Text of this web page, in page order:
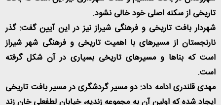
تاریخی از سکنه اصلی خود خالی نشود.
شهردار بافت تاریخی و فرهنگی شیراز نیز در این آیین گفت: گذر
نارنجستان از مسیرهای با اهمیت تاریخی و فرهنگی شهر شیراز
است که بناها و مسیرهای تاریخی بسیاری در آن شکل گرفته
است.
مهدی قلندری ادامه داد: دو مسیر گردشگری در مسیر بافت تاریخی
ایجاد شده که اولین آن به مجموعه زندیه، خیابان لطفعلی خان زند